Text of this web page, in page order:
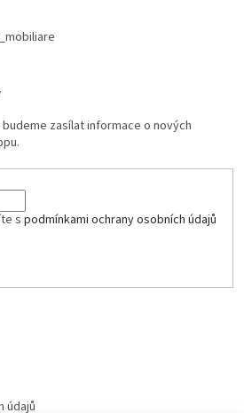
zasílat informace o nových
s podmínkami ochrany osobních údajů
údajů